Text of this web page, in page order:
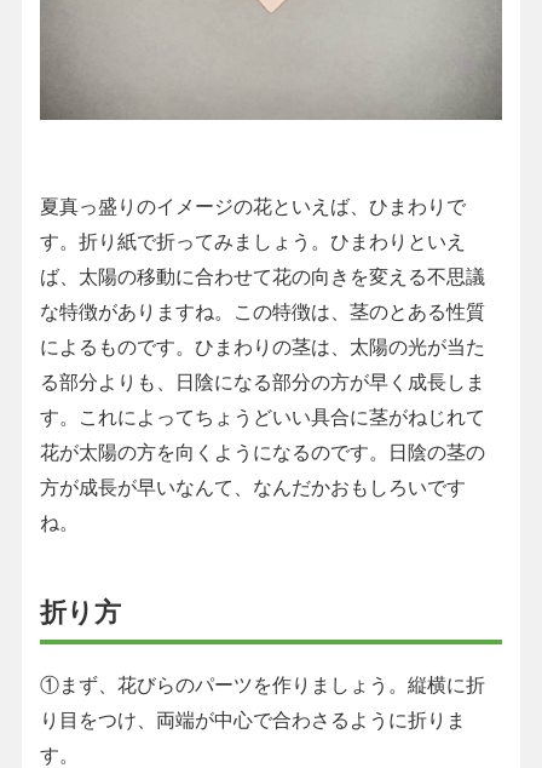
夏真っ盛りのイメージの花といえば、ひまわりで
す。折り紙で折ってみましょう。ひまわりといえ
ば、太陽の移動に合わせて花の向きを変える不思議
な特徴がありますね。この特徴は、茎のとある性質
によるものです。ひまわりの茎は、太陽の光が当た
る部分よりも、日陰になる部分の方が早く成長しま
す。これによってちょうどいい具合に茎がねじれて
花が太陽の方を向くようになるのです。日陰の茎の
方が成長が早いなんて、なんだかおもしろいです
ね。
折り方
①まず、花びらのパーツを作りましょう。縦横に折
り目をつけ、両端が中心で合わさるように折りま
す。